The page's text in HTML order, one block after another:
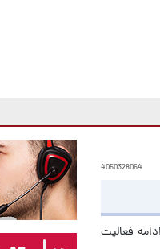
4050328064
فعالیت